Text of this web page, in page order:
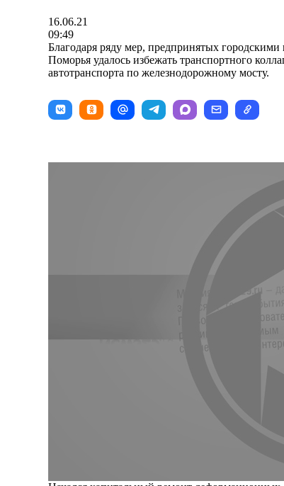
16.06.21
09:49
Благодаря ряду мер, предпринятых
Поморья удалось избежать транспортного
автотранспорта по железнодорожному мосту.